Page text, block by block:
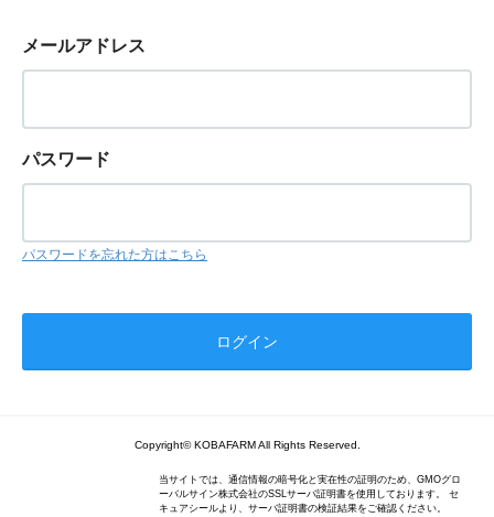
メールアドレス
パスワード
パスワードを忘れた方はこちら
Copyright© KOBAFARM All Rights Reserved.
当サイトでは、通信情報の暗号化と実在性の証明のため、GMOグロ
ーバルサイン株式会社のSSLサーバ証明書を使用しております。 セ
キュアシールより、サーバ証明書の検証結果をご確認ください。